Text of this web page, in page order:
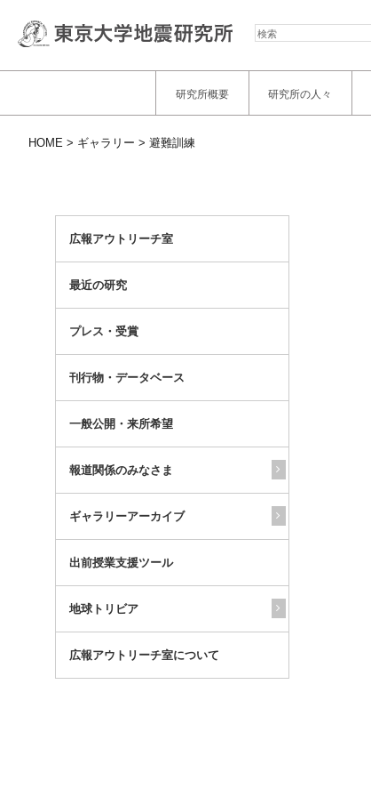
研究所概要 研究所の人々
HOME ギャラリー 避難訓練
広報アウトリーチ室
最近の研究
プレス・受賞
刊行物・データベース
一般公開・来所希望
報道関係のみなさま
ギャラリーアーカイブ
出前授業支援ツール
地球トリビア
広報アウトリーチ室について